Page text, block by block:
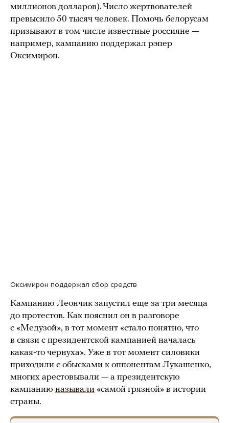
миллионов долларов). Число жертвователей
превысило 50 тысяч человек. Помочь белорусам
призывают в том числе известные россияне —
например, кампанию поддержал рэпер
Оксимирон.
Оксимирон поддержал сбор средств
Кампанию Леончик запустил еще за три месяца
до протестов. Как пояснил он в разговоре
с «Медузой», в тот момент «стало понятно, что
в связи с президентской кампанией началась
какая-то чернуха». Уже в тот момент силовики
приходили с обысками к оппонентам Лукашенко,
многих арестовывали — а президентскую
кампанию называли «самой грязной» в истории
страны.